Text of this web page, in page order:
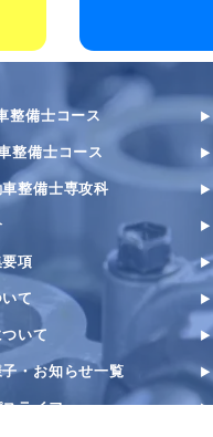
整備士コース
整備士コース
車整備士専攻科
項
て
いて
・お知らせ一覧
ライフ